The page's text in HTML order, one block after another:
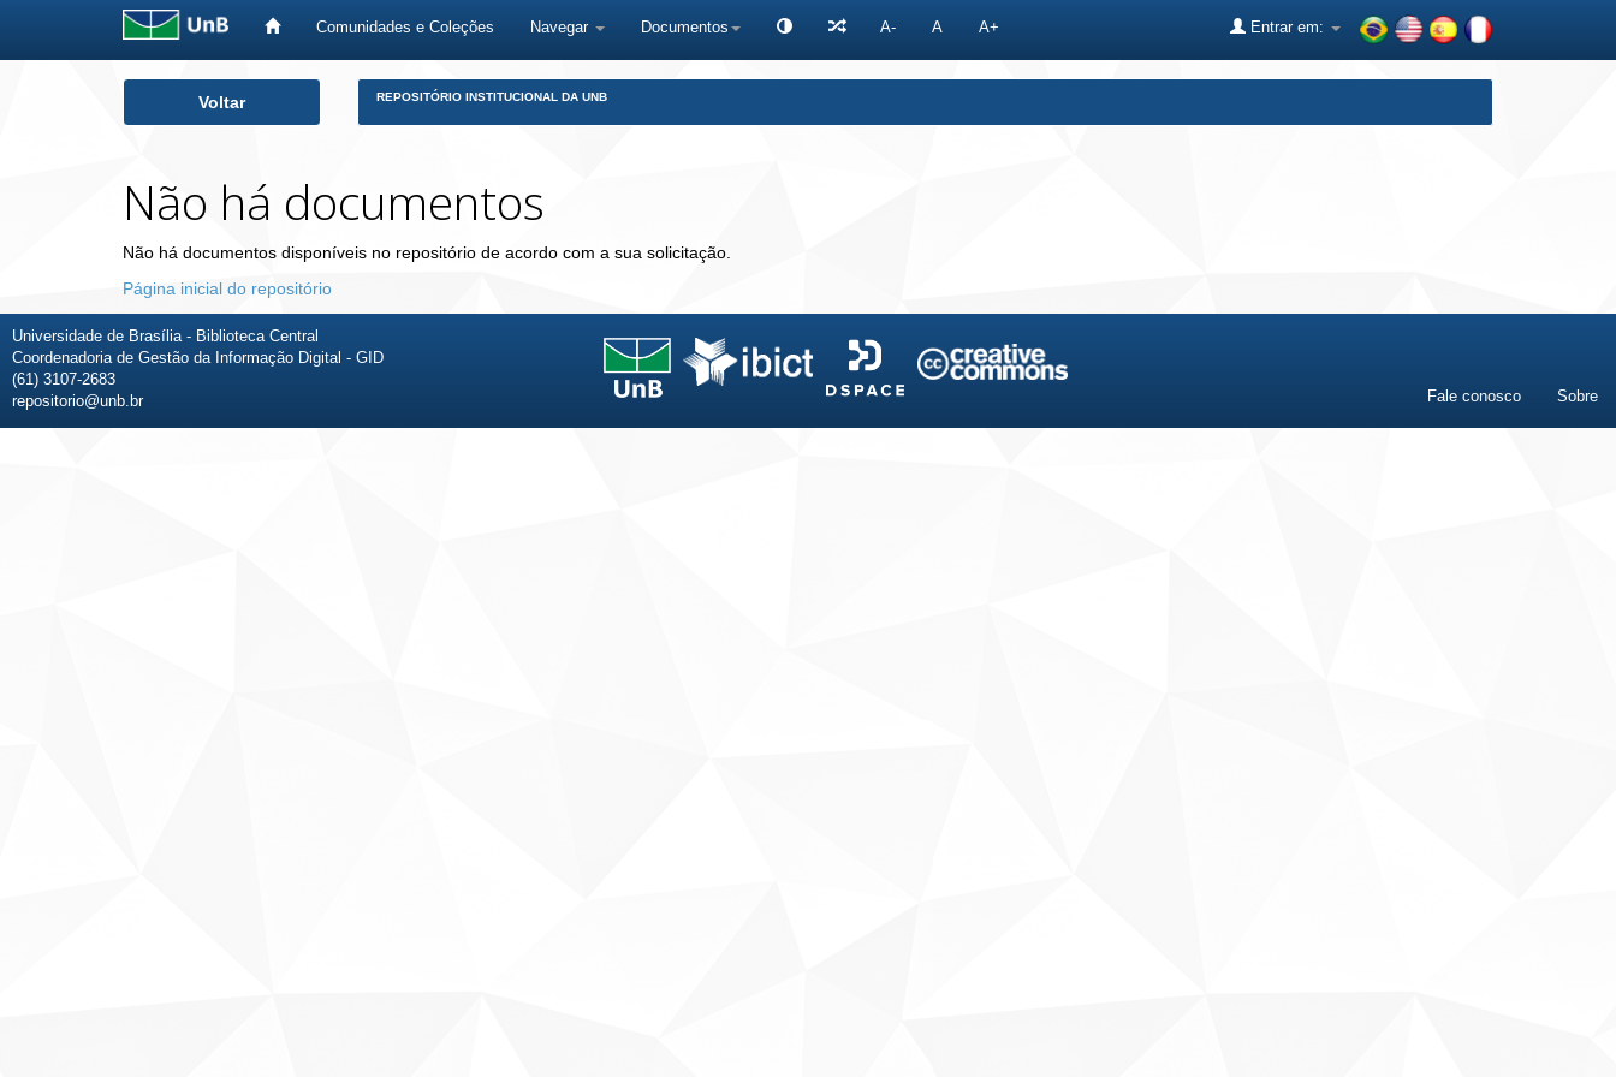
Comunidades e Coleções Navegar Documentos A- A A+ Entrar em:
Voltar REPOSITÓRIO INSTITUCIONAL DA UNB
Não há documentos
Não há documentos disponíveis no repositório de acordo com a sua solicitação.
Página inicial do repositório
Universidade de Brasília - Biblioteca Central
Coordenadoria de Gestão da Informação Digital - GID
(61) 3107-2683
repositorio@unb.br
Fale conosco Sobre